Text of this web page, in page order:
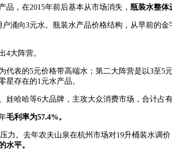
，在2015年前后基本从市场消失， 瓶装水整体
涌向3元水。瓶装水产品价格结构，从早前的
4大阵营。
代表的5元价格带高端水；第二大阵营是以3至
星存在的1元水产品。
哈哈等6大品牌，主攻大众消费市场，合计占
毛利率为57.4%。
力。去年农夫山泉在杭州市场对19升桶装水
水平。